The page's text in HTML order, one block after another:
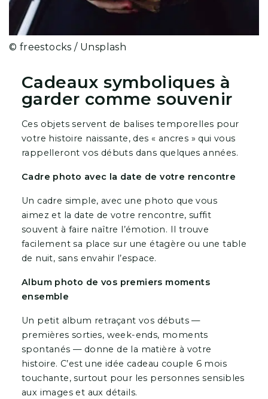
© freestocks / Unsplash
Cadeaux symboliques à
garder comme souvenir
Ces objets servent de balises temporelles pour
votre histoire naissante, des « ancres » qui vous
rappelleront vos débuts dans quelques années.
Cadre photo avec la date de votre rencontre
Un cadre simple, avec une photo que vous
aimez et la date de votre rencontre, suffit
souvent à faire naître l’émotion. Il trouve
facilement sa place sur une étagère ou une table
de nuit, sans envahir l’espace.
Album photo de vos premiers moments
ensemble
Un petit album retraçant vos débuts —
premières sorties, week-ends, moments
spontanés — donne de la matière à votre
histoire. C’est une idée cadeau couple 6 mois
touchante, surtout pour les personnes sensibles
aux images et aux détails.